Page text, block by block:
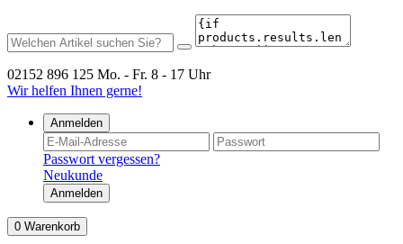
02152 896 125 Mo. - Fr. 8 - 17 Uhr
Wir helfen Ihnen gerne!
Anmelden
Passwort vergessen?
Neukunde
Anmelden
0 Warenkorb